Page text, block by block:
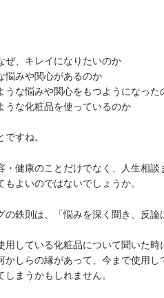
ぜ、キレイになりたいのか
悩みや関心があるのか
うな悩みや関心をもつようになった
うな化粧品を使っているのか
すね。
・健康のことだけでなく、人生相
よいのではないでしょうか。
の鉄則は、「悩みを深く聞き、反論
用している化粧品について聞いた
かしらの縁があって、今まで使用
まうかもしれません。